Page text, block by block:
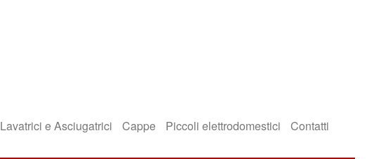
Lavatrici e Asciugatrici Cappe Piccoli elettrodomestici Contatti